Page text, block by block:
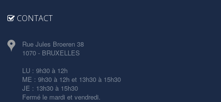
CONTACT
Rue Jules Broeren 38
1070 - BRUXELLES
LU : 9h30 à 12h
ME : 9h30 à 12h et 13h30 à 15h30
JE : 13h30 à 15h30
Fermé le mardi et vendredi.